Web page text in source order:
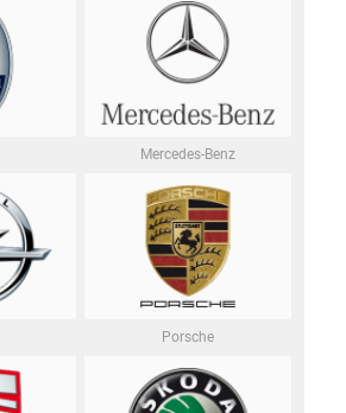
Mercedes-Benz
Porsche